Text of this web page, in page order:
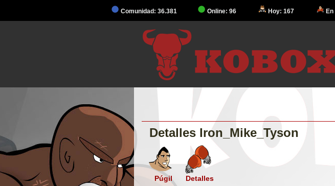
Comunidad: 36.381 Online: 96 Hoy: 167
Detalles Iron_Mike_Tyson
Púgil Detalles